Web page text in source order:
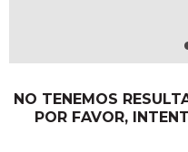
NO TENEMOS
POR FAVOR,